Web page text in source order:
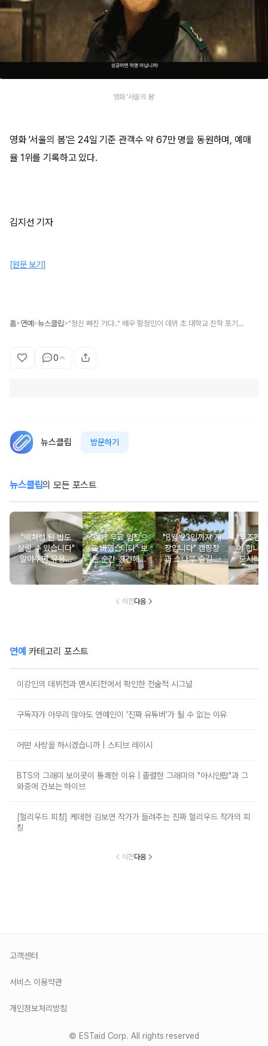
영화 '서울의 봄'
영화 '서울의 봄'은 24일 기준 관객수 약 67만 명을 동원하며, 예매
율 1위를 기록하고 있다.
김지선 기자
[원문 보기]
홈>연예 >뉴스클립> "정신 빠진 거다.." 배우 황정민이 데뷔 초 대학교 진학 포기하고 빚더미에 앉았던 이유
0
뉴스클립 방문하기
뉴스클립의 모든 포스트
"떡처럼 된 밥도
살릴 수 있습니다"
알아두면 유용한
물 많은 진 밥 살
리는 방법
"이제 무료 입장으
로 바꼈습니다" 보
는 순간 경건해지
고 마음이 편안해
지는 사찰 여행지
"8월 23일까지 개
장입니다" 캠핑장
과 소나무 숲길이
붙어있는 조용한
남해 해수욕장
"무조건
야 합니
도시락
마토 꼭
넣으면
이전다음
연예 카테고리 포스트
이강인의 데뷔전과 맨시티전에서 확인한 전술적 시그널
구독자가 아무리 많아도 연예인이 '진짜 유튜버'가 될 수 없는 이유
어떤 사랑을 하시겠습니까 | 스티브 레이시
BTS의 그래미 보이콧이 통쾌한 이유 | 졸렬한 그래미의 "아시안팝"과 그
와중에 간보는 하이브
[헐리우드 피칭] 케데헌 김보연 작가가 들려주는 진짜 헐리우드 작가의 피
칭
이전다음
고객센터
서비스 이용약관
개인정보처리방침
© ESTaid Corp. All rights reserved